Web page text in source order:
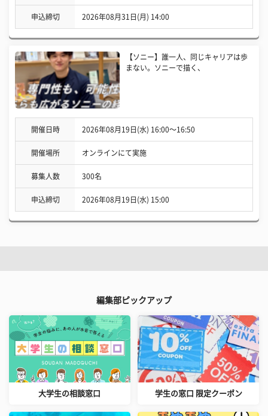
申込締切 2026年08月31日(月) 14:00
【ソニー】誰一人、同じキャリアは歩
まない。ソニーで描く、
開催日時 2026年08月19日(水) 16:00〜16:50
開催場所 オンラインにて実施
募集人数 300名
申込締切 2026年08月19日(水) 15:00
編集部ピックアップ
大学生の相談窓口 学生の窓口 限定クーポン